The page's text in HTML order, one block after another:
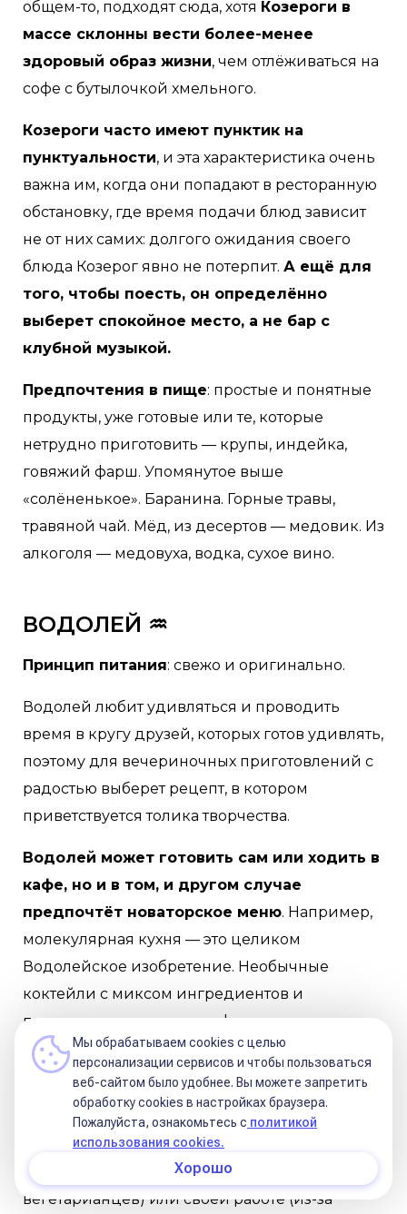
общем-то, подходят сюда, хотя Козероги в
массе склонны вести более-менее
здоровый образ жизни, чем отлёживаться на
софе с бутылочкой хмельного.
Козероги часто имеют пунктик на
пунктуальности, и эта характеристика очень
важна им, когда они попадают в ресторанную
обстановку, где время подачи блюд зависит
не от них самих: долгого ожидания своего
блюда Козерог явно не потерпит. А ещё для
того, чтобы поесть, он определённо
выберет спокойное место, а не бар с
клубной музыкой.
Предпочтения в пище: простые и понятные
продукты, уже готовые или те, которые
нетрудно приготовить — крупы, индейка,
говяжий фарш. Упомянутое выше
«солёненькое». Баранина. Горные травы,
травяной чай. Мёд, из десертов — медовик. Из
алкоголя — медовуха, водка, сухое вино.
ВОДОЛЕЙ ♒
Принцип питания: свежо и оригинально.
Водолей любит удивляться и проводить
время в кругу друзей, которых готов удивлять,
поэтому для вечериночных приготовлений с
радостью выберет рецепт, в котором
приветствуется толика творчества.
Водолей может готовить сам или ходить в
кафе, но и в том, и другом случае
предпочтёт новаторское меню. Например,
молекулярная кухня — это целиком
Водолейское изобретение. Необычные
коктейли с миксом ингредиентов и
пирожные причудливых форм, покрытые
цветной глазурью пончики — тоже к Водолею.
Некоторых Водолеев вовсе не отнесёшь к
компанейским личностям, выраженность их
знака проявляется в другом, например, в
любви к экологии (среди них много
вегетарианцев) или своей работе (из-за
Мы обрабатываем cookies с целью
персонализации сервисов и чтобы пользоваться
веб-сайтом было удобнее. Вы можете запретить
обработку сookies в настройках браузера.
Пожалуйста, ознакомьтесь с политикой
использования cookies.
Хорошо